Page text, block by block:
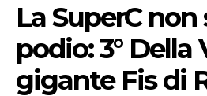
La SuperC
podio: 3° Della
gigante Fis di